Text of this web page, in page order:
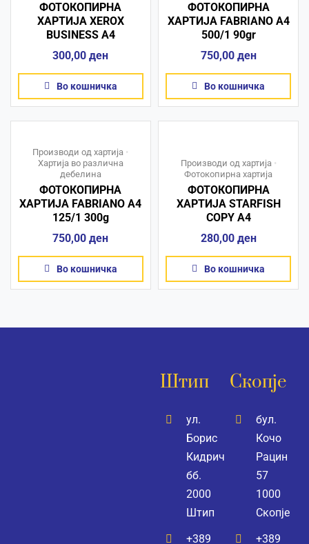
ФОТОКОПИРНА
ХАРТИЈА XEROX
BUSINESS A4
300,00ден
Во кошничка
ФОТОКОПИРНА
ХАРТИЈА FABRIANO A4
500/1 90gr
750,00 ден
Во кошничка
Производи од хартија •
Хартија во различна
дебелина
ФОТОКОПИРНА
ХАРТИЈА FABRIANO A4
125/1 300g
750,00ден
Во кошничка
Производи од хартија •
Фотокопирна хартија
ФОТОКОПИРНА
ХАРТИЈА STARFISH
COPY A4
280,00 ден
Во кошничка
Штип
ул.
Борис
Кидрич
бб.
2000
Штип
+389
Скопје
бул.
Кочо
Рацин
57
1000
Скопје
+389